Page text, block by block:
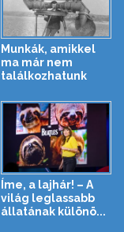
Munkák, amikkel
ma már nem
találkozhatunk
Íme, a lajhár! – A
világ leglassabb
állatának különö...